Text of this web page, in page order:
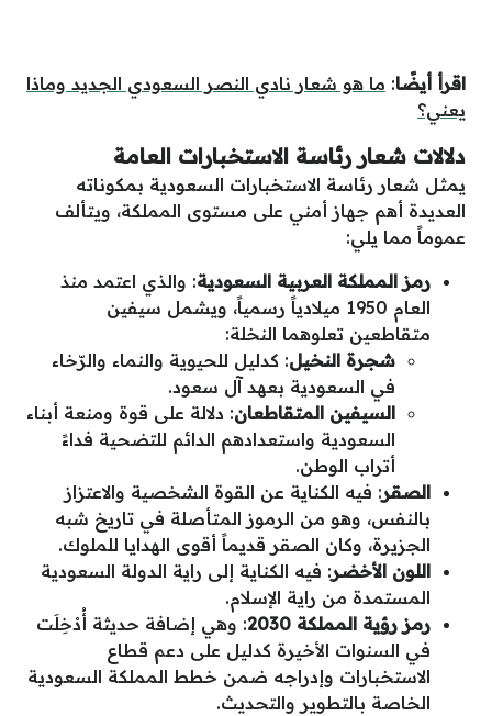
اقرأ أيضًا: ما هو شعار نادي النصر السعودي الجديد وماذا
يعني؟
دلالات شعار رئاسة الاستخبارات العامة
يمثل شعار رئاسة الاستخبارات السعودية بمكوناته
العديدة أهم جهاز أمني على مستوى المملكة، ويتألف
عموماً مما يلي:
رمز المملكة العربية السعودية: والذي اعتمد منذ
العام 1950 ميلادياً رسمياً، ويشمل سيفين
متقاطعين تعلوهما النخلة:
شجرة النخيل: كدليل للحيوية والنماء والرّخاء
في السعودية بعهد آل سعود.
السيفين المتقاطعان: دلالة على قوة ومنعة أبناء
السعودية واستعدادهم الدائم للتضحية فداءً
أتراب الوطن.
الصقر: فيه الكناية عن القوة الشخصية والاعتزاز
بالنفس، وهو من الرموز المتأصلة في تاريخ شبه
الجزيرة، وكان الصقر قديماً أقوى الهدايا للملوك.
اللون الأخضر: فيه الكناية إلى راية الدولة السعودية
المستمدة من راية الإسلام.
رمز رؤية المملكة 2030
: وهي إضافة حديثة أُدْخِلَت
في السنوات الأخيرة كدليل على دعم قطاع
الاستخبارات وإدراجه ضمن خطط المملكة السعودية
الخاصة بالتطوير والتحديث.